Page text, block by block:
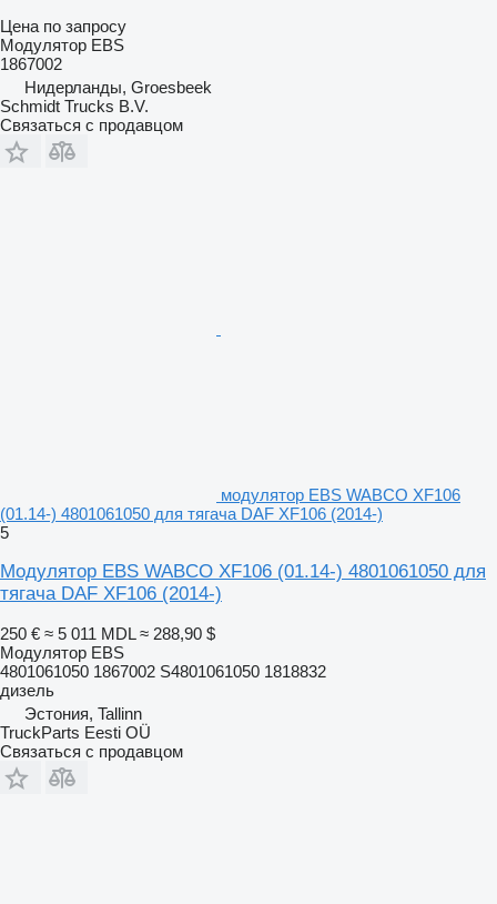
Цена по запросу
Модулятор EBS
1867002
Нидерланды, Groesbeek
Schmidt Trucks B.V.
Связаться с продавцом
модулятор EBS WABCO XF106
(01.14-) 4801061050 для тягача DAF XF106 (2014-)
5
Модулятор EBS WABCO XF106 (01.14-) 4801061050 для
тягача DAF XF106 (2014-)
250 € ≈ 5 011 MDL ≈ 288,90 $
Модулятор EBS
4801061050 1867002 S4801061050 1818832
дизель
Эстония, Tallinn
TruckParts Eesti OÜ
Связаться с продавцом